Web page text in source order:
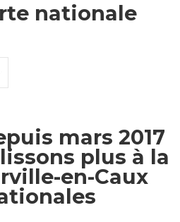
nationale
mars 2017
plus à la
en-Caux